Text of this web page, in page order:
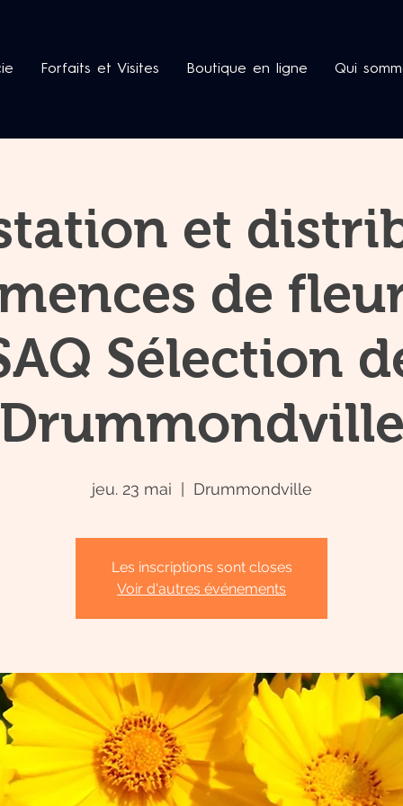
Forfaits et Visites Boutique en ligne Qui
et
de
Sélection
jeu. 23 mai Drummondville
Les inscriptions sont closes
Voir d'autres événements